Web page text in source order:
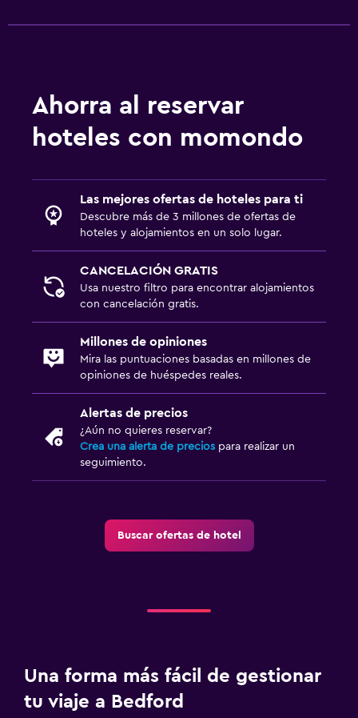
Ahorra al reservar
hoteles con momondo
Las mejores ofertas de hoteles para ti
Descubre más de 3 millones de ofertas de
hoteles y alojamientos en un solo lugar.
CANCELACIÓN GRATIS
Usa nuestro filtro para encontrar alojamientos
con cancelación gratis.
Millones de opiniones
Mira las puntuaciones basadas en millones de
opiniones de huéspedes reales.
Alertas de precios
¿Aún no quieres reservar?
Crea una alerta de precios para realizar un
seguimiento.
Buscar ofertas de hotel
Una forma más fácil de gestionar
tu viaje a Bedford